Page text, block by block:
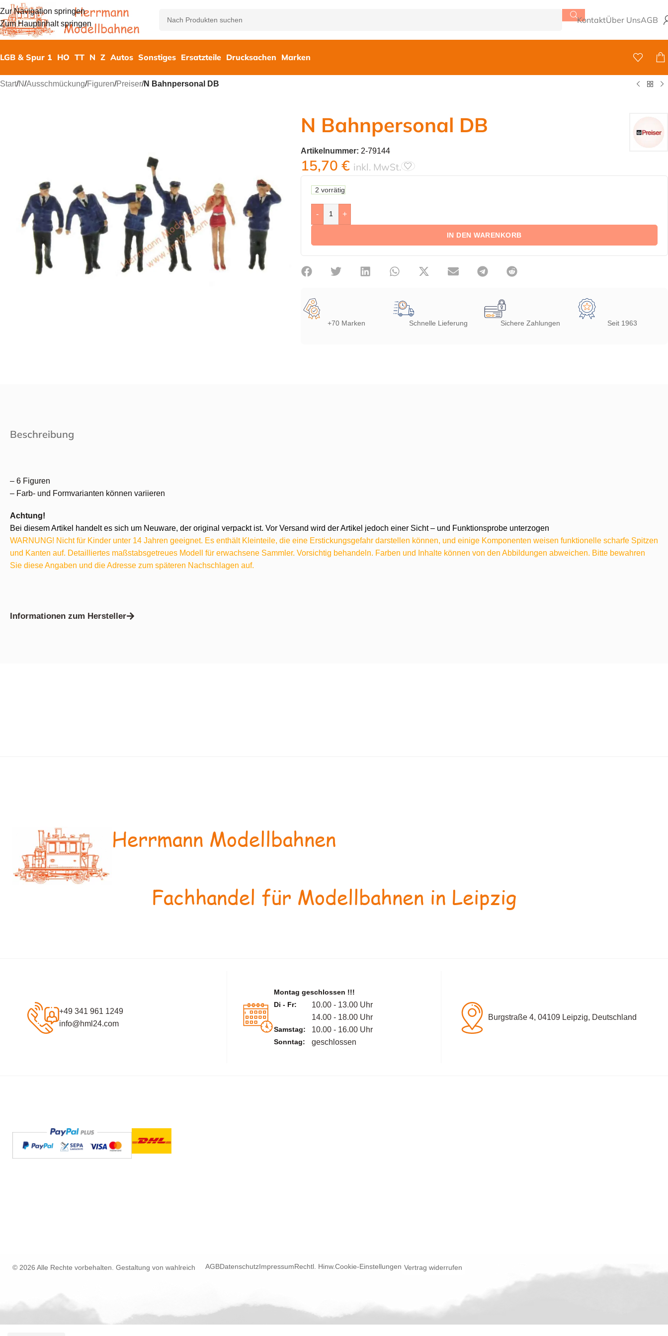
Zur Navigation springen
Zum Hauptinhalt springen
KontaktÜber UnsAGB
LGB & Spur 1 HO TT N Z Autos Sonstiges Ersatzteile Drucksachen Marken
Start/N/Ausschmückung/Figuren/Preiser/N Bahnpersonal DB
N Bahnpersonal DB
Artikelnummer: 2-79144
15,70 € inkl. MwSt.
2 vorrätig
- +
IN DEN WARENKORB
+70 Marken Schnelle Lieferung Sichere Zahlungen Seit 1963
Beschreibung
– 6 Figuren
– Farb- und Formvarianten können variieren
Achtung!
Bei diesem Artikel handelt es sich um Neuware, der original verpackt ist. Vor Versand wird der Artikel jedoch einer Sicht – und Funktionsprobe unterzogen
WARNUNG! Nicht für Kinder unter 14 Jahren geeignet. Es enthält Kleinteile, die eine Erstickungsgefahr darstellen können, und einige Komponenten weisen funktionelle scharfe Spitzen
und Kanten auf. Detailliertes maßstabsgetreues Modell für erwachsene Sammler. Vorsichtig behandeln. Farben und Inhalte können von den Abbildungen abweichen. Bitte bewahren
Sie diese Angaben und die Adresse zum späteren Nachschlagen auf.
Informationen zum Hersteller
Herrmann Modellbahnen
Fachhandel für Modellbahnen in Leipzig
+49 341 961 1249
info@hml24.com
Montag geschlossen !!!
Di - Fr:
10.00 - 13.00 Uhr
14.00 - 18.00 Uhr
Samstag: 10.00 - 16.00 Uhr
Sonntag: geschlossen
Burgstraße 4, 04109 Leipzig, Deutschland
© 2026 Alle Rechte vorbehalten. Gestaltung von wahlreich AGBDatenschutzImpressumRechtl. Hinw.Cookie-Einstellungen Vertrag widerrufen